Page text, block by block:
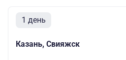
1 день
Казань, Свияжск